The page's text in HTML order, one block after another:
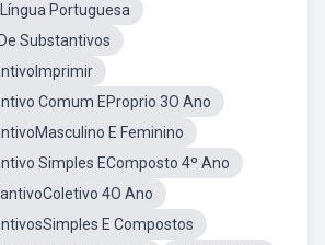
Portuguesa
Substantivos
Comum EProprio 3O Ano
E Feminino
Simples EComposto 4º Ano
4O Ano
E Compostos